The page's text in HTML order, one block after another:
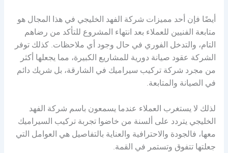
أيضًا فإن أحد مميزات شركة الفهد الخليجي في هذا المجال هو
متابعة الفنيين للعملاء بعد انتهاء المشروع للتأكد من رضاهم
التام، والتدخل الفوري في حال وجود أي ملاحظات. كذلك توفر
الشركة عقود صيانة دورية للمشاريع الكبيرة، مما يجعلها أكثر
من مجرد شركة تركيب سيراميك في الشارقة، بل شريك دائم
في الصيانة والمتابعة.
لذلك لا يستغرب العملاء عندما يسمعون باسم شركة الفهد
الخليجي يتردد على ألسنة من خاضوا تجربة تركيب السيراميك
معها، فالجودة والاحترافية والعناية بالتفاصيل هي العوامل التي
جعلتها تتفوق وتستمر في القمة.